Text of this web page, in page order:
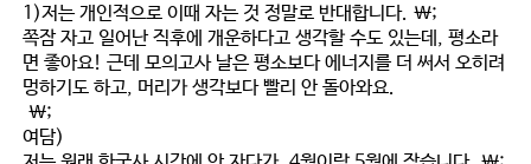
1)저는 개인적으로 이때 자는 것 정말로 반대합니다. \;
쪽잠 자고 일어난 직후에 개운하다고 생각할 수도 있는데, 평소라
면 좋아요! 근데 모의고사 날은 평소보다 에너지를 더 써서 오히려
멍하기도 하고, 머리가 생각보다 빨리 안 돌아와요.
\;
여담)